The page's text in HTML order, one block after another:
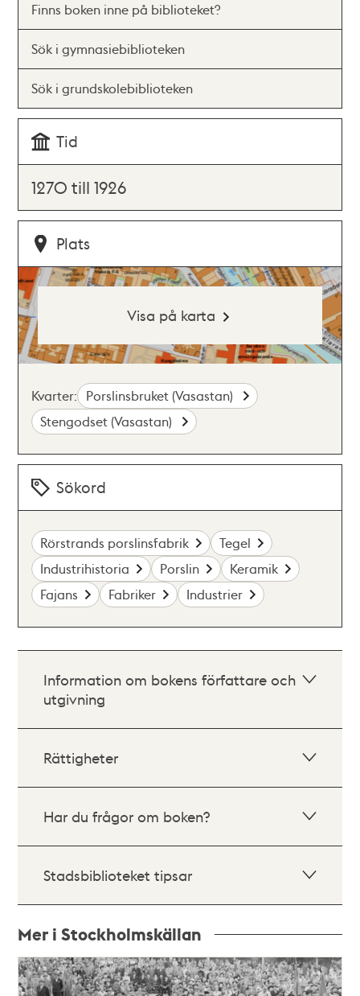
Finns boken inne på biblioteket?
Sök i gymnasiebiblioteken
Sök i grundskolebiblioteken
Tid
1270 till 1926
Plats
Visa på karta
Kvarter: Porslinsbruket (Vasastan)
Stengodset (Vasastan)
Sökord
Rörstrands porslinsfabrik
Tegel
Industrihistoria
Porslin
Keramik
Fajans
Fabriker Industrier
Information om bokens författare och
utgivning
Rättigheter
Har du frågor om boken?
Stadsbiblioteket tipsar
Mer i Stockholmskällan
Relaterade
poster